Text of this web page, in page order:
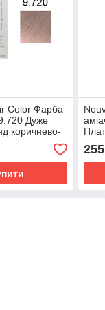
Color Фарба
Дуже
коричнево-
мл.
255